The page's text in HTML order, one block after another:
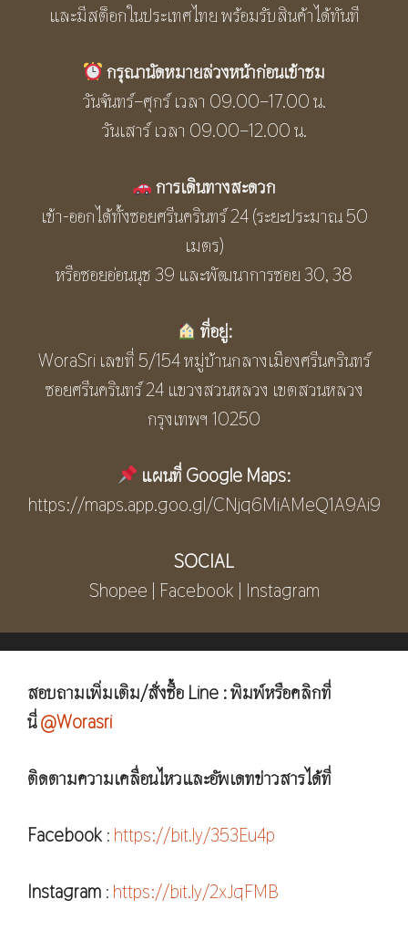
และมีสต็อกในประเทศไทย พร้อมรับสินค้าได้ทันที
กรุณานัดหมายล่วงหน้าก่อนเข้าชม
วันจันทร์–ศุกร์ เวลา 09.00–17.00 น.
วันเสาร์ เวลา 09.00–12.00 น.
การเดินทางสะดวก
เข้า-ออกได้ทั้งซอยศรีนครินทร์ 24 (ระยะประมาณ 50
เมตร)
หรือซอยอ่อนนุช 39 และพัฒนาการซอย 30, 38
ที่อยู่:
WoraSri เลขที่ 5/154 หมู่บ้านกลางเมืองศรีนครินทร์
ซอยศรีนครินทร์ 24 แขวงสวนหลวง เขตสวนหลวง
กรุงเทพฯ 10250
แผนที่ Google Maps:
https://maps.app.goo.gl/CNjq6MiAMeQ1A9Ai9
SOCIAL
Shopee | Facebook | Instagram
สอบถามเพิ่มเติม/สั่งซื้อ Line : พิมพ์หรือคลิกที่
นี่@Worasri
ติดตามความเคลื่อนไหวและอัพเดทข่าวสารได้ที่
Facebook : https://bit.ly/353Eu4p
Instagram : https://bit.ly/2xJqFMB